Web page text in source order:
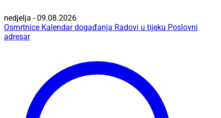
nedjelja - 09.08.2026
Osmrtnice Kalendar događanja Radovi u tijeku Poslovni
adresar